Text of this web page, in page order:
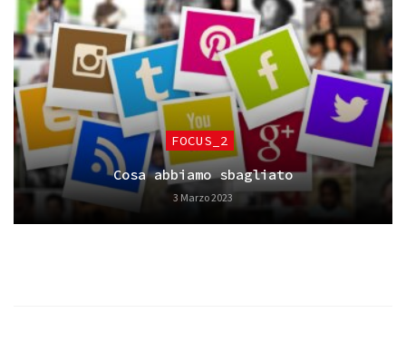
FOCUS_2
Cosa abbiamo sbagliato
3 Marzo 2023